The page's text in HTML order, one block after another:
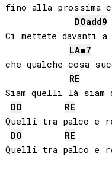
fino alla prossima
DOadd9
Ci mettete davanti
LAm7
che qualche cosa
RE
Siam quelli là
DO
RE
Quelli tra palco e
DO
RE
Quelli tra palco e